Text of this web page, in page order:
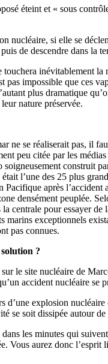
éteint et « sous
nucléaire, si elle se
de descendre dans la
touchera inévitablement
pas impossible que ces
plus dramatique
nature préservée.
ne se réaliserait pas, il
peu citée par les
construit
l’une des 25 plus
Pacifique après
densément peuplée.
centrale pour essayer
marins exceptionnels
pas connues.
?
le site nucléaire de
accident nucléaire se
d’une explosion
se soit dissipée autour de
les minutes qui
Vous aurez donc